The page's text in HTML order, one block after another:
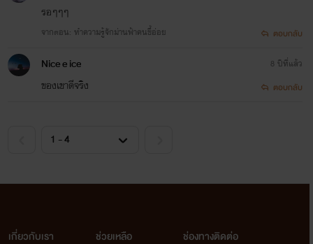
รอๆๆๆ
จากตอน: ทำความรู้จักม่านฟ้าคนขี้อ่อย ตอบกลับ
Nice e ice
ของเขาดีจริง
8 ปีที่แล้ว
ตอบกลับ
เกี่ยวกับเรา
ช่วยเหลือ
ช่องทางติดต่อ